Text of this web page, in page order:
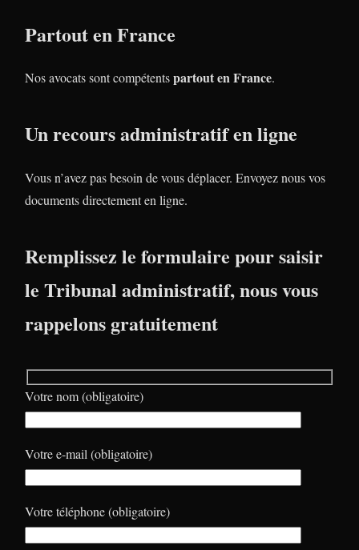
Partout en France
Nos avocats sont compétentspartout en France.
Un recours administratif en ligne
Vous n’avez pas besoin de vous déplacer. Envoyez nous vos
documents directement en ligne.
Remplissez le formulaire pour saisir
le Tribunal administratif, nous vous
rappelons gratuitement
Votre nom (obligatoire)
Votre e-mail (obligatoire)
Votre téléphone (obligatoire)